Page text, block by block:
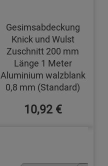
Gesimsabdeckung
Knick und Wulst
Zuschnitt 200 mm
Länge 1 Meter
Aluminium walzblank
0,8 mm (Standard)
10,92 €